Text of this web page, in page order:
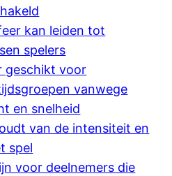
kan leiden tot
spelers
geschikt voor
vanwege
en snelheid
van de intensiteit en
spel
voor deelnemers die